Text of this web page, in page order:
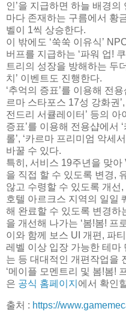
인’을 지급하면 하늘 배경
마다 존재하는 구름에서 황
벨이 1씩 상승한다.
이 밖에도 ‘쑥쑥 이유식’
버프를 지급하는 ‘파워 업!
트리의 성장을 방해하는 두
치’ 이벤트도 진행한다.
‘추억의 증표’를 이용해 전
르마 스타포스 17성 강화권
전드리 서큘레이터’ 등의 아
증표’를 이용해 전용샵에서
롤’, ‘카르마 프리미엄 악세
바꿀 수 있다.
특히, 서비스 19주년을 맞
을 직접 할 수 있도록 변경,
않고 수령할 수 있도록 개선
호텔 아르크스 지역의 일일
해 완료할 수 있도록 변경하
을 개선해 나가는 ‘봄!봄! 프
이와 함께 보스 UI 개편, 파
레벨 이상 입장 가능한 테마
는 등 대대적인 개편작업을
‘메이플 모멘트리 및 봄!봄!
은 공식 홈페이지 에서 확인
출처 : https://